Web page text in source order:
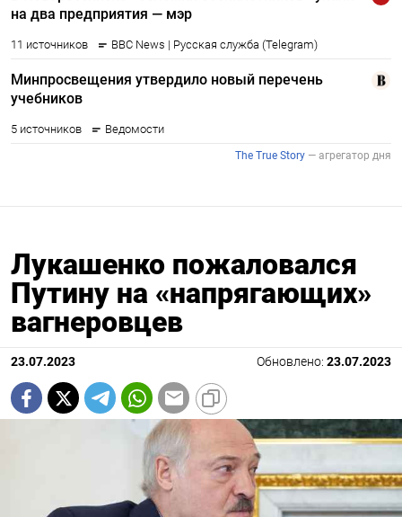
Лукашенко пожаловался
Путину на «напрягающих»
вагнеровцев
23.07.2023 Обновлено: 23.07.2023